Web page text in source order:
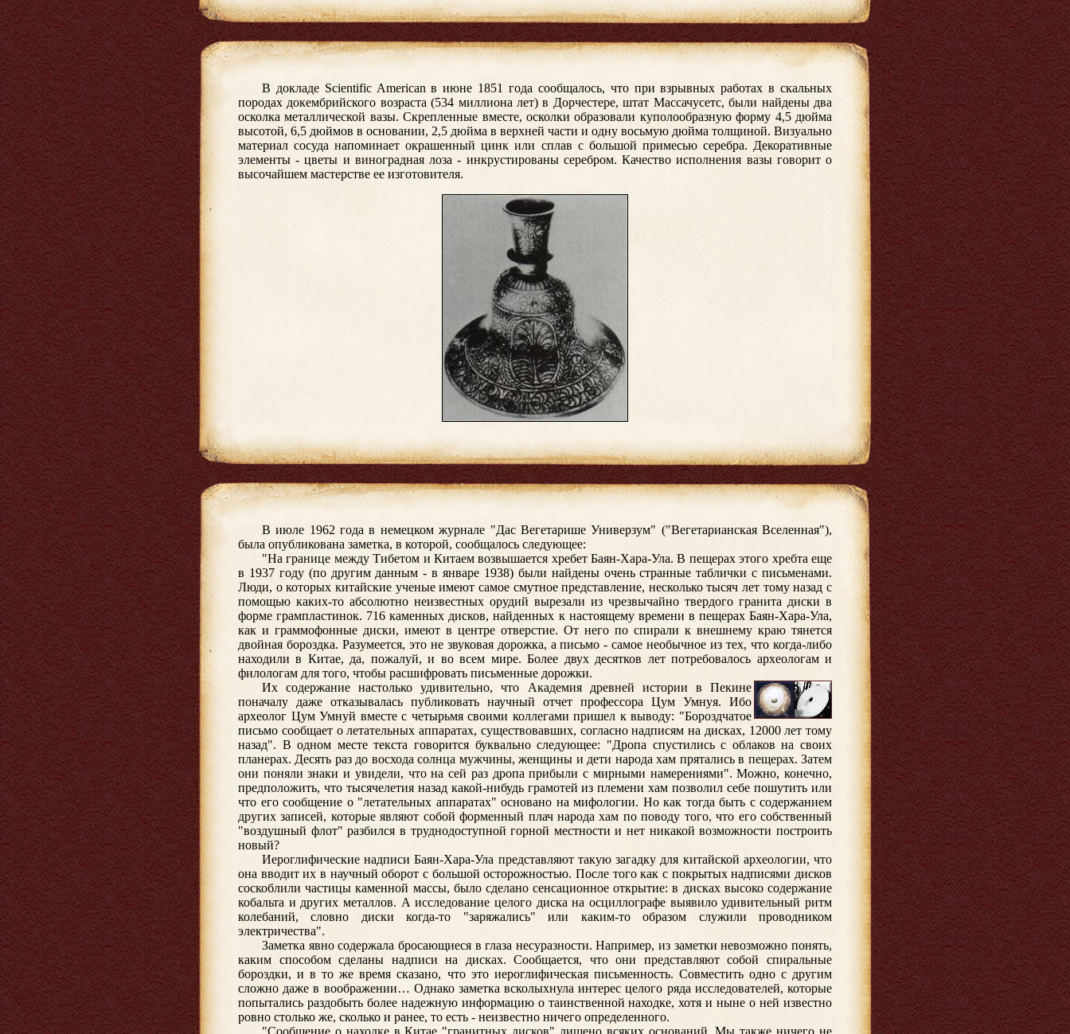
В докладе Scientific American в июне 1851 года сообщалось, что при взрывных работах в скальных
породах докембрийского возраста (534 миллиона лет) в Дорчестере, штат Массачусетс, были найдены два
осколка металлической вазы. Скрепленные вместе, осколки образовали куполообразную форму 4,5 дюйма
высотой, 6,5 дюймов в основании, 2,5 дюйма в верхней части и одну восьмую дюйма толщиной. Визуально
материал сосуда напоминает окрашенный цинк или сплав с большой примесью серебра. Декоративные
элементы - цветы и виноградная лоза - инкрустированы серебром. Качество исполнения вазы говорит о
высочайшем мастерстве ее изготовителя.
В июле 1962 года в немецком журнале "Дас Вегетарише Универзум" ("Вегетарианская Вселенная"),
была опубликована заметка, в которой, сообщалось следующее:
"На границе между Тибетом и Китаем возвышается хребет Баян-Хара-Ула. В пещерах этого хребта еще
в 1937 году (по другим данным - в январе 1938) были найдены очень странные таблички с письменами.
Люди, о которых китайские ученые имеют самое смутное представление, несколько тысяч лет тому назад с
помощью каких-то абсолютно неизвестных орудий вырезали из чрезвычайно твердого гранита диски в
форме грампластинок. 716 каменных дисков, найденных к настоящему времени в пещерах Баян-Хара-Ула,
как и граммофонные диски, имеют в центре отверстие. От него по спирали к внешнему краю тянется
двойная бороздка. Разумеется, это не звуковая дорожка, а письмо - самое необычное из тех, что когда-либо
находили в Китае, да, пожалуй, и во всем мире. Более двух десятков лет потребовалось археологам и
филологам для того, чтобы расшифровать письменные дорожки.
Их содержание настолько удивительно, что Академия древней истории в Пекине
поначалу даже отказывалась публиковать научный отчет профессора Цум Умнуя. Ибо
археолог Цум Умнуй вместе с четырьмя своими коллегами пришел к выводу: "Бороздчатое
письмо сообщает о летательных аппаратах, существовавших, согласно надписям на дисках, 12000 лет тому
назад". В одном месте текста говорится буквально следующее: "Дропа спустились с облаков на своих
планерах. Десять раз до восхода солнца мужчины, женщины и дети народа хам прятались в пещерах. Затем
они поняли знаки и увидели, что на сей раз дропа прибыли с мирными намерениями". Можно, конечно,
предположить, что тысячелетия назад какой-нибудь грамотей из племени хам позволил себе пошутить или
что его сообщение о "летательных аппаратах" основано на мифологии. Но как тогда быть с содержанием
других записей, которые являют собой форменный плач народа хам по поводу того, что его собственный
"воздушный флот" разбился в труднодоступной горной местности и нет никакой возможности построить
новый?
Иероглифические надписи Баян-Хара-Ула представляют такую загадку для китайской археологии, что
она вводит их в научный оборот с большой осторожностью. После того как с покрытых надписями дисков
соскоблили частицы каменной массы, было сделано сенсационное открытие: в дисках высоко содержание
кобальта и других металлов. А исследование целого диска на осциллографе выявило удивительный ритм
колебаний, словно диски когда-то "заряжались" или каким-то образом служили проводником
электричества".
Заметка явно содержала бросающиеся в глаза несуразности. Например, из заметки невозможно понять,
каким способом сделаны надписи на дисках. Сообщается, что они представляют собой спиральные
бороздки, и в то же время сказано, что это иероглифическая письменность. Совместить одно с другим
сложно даже в воображении… Однако заметка всколыхнула интерес целого ряда исследователей, которые
попытались раздобыть более надежную информацию о таинственной находке, хотя и ныне о ней известно
ровно столько же, сколько и ранее, то есть - неизвестно ничего определенного.
"Сообщение о находке в Китае "гранитных дисков" лишено всяких оснований. Мы также ничего не